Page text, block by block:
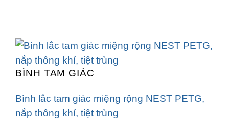
BÌNH TAM GIÁC
Bình lắc tam giác miệng rộng NEST PETG,
nắp thông khí, tiệt trùng